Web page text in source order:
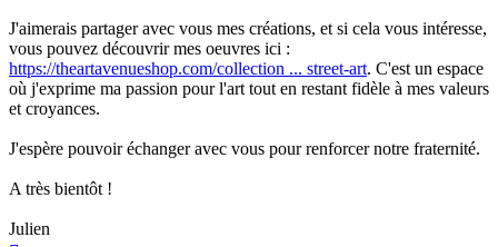
J'aimerais partager avec vous mes créations, et si cela vous intéresse,
vous pouvez découvrir mes oeuvres ici :
https://theartavenueshop.com/collection ... street-art. C'est un espace
où j'exprime ma passion pour l'art tout en restant fidèle à mes valeurs
et croyances.
J'espère pouvoir échanger avec vous pour renforcer notre fraternité.
A très bientôt !
Julien